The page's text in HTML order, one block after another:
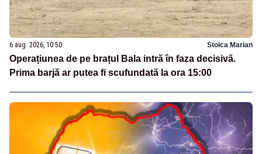
6 aug. 2026, 10:50 Stoica Marian
Operațiunea de pe brațul Bala intră în faza decisivă.
Prima barjă ar putea fi scufundată la ora 15:00